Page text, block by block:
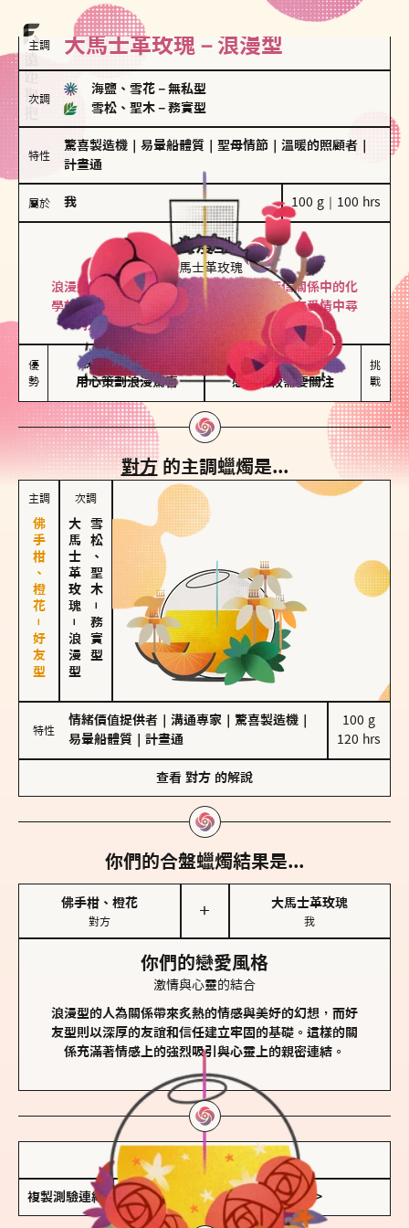
主調 大馬士革玫瑰－浪漫型
次調
海鹽、雪花 － 無私型
雪松、聖木 － 務實型
特性
驚喜製造機 易暈船體質 聖母情節 溫暖的照顧者
計畫通
屬於 我 100 g｜100 hrs
浪漫型
大馬士革玫瑰
浪漫型的人以激情與性吸引力為基礎，深信關係中的化
學效應，認為每次相遇都是命中註定。傾向在愛情中尋
找火花，經常表達對另一半的愛意和讚美。
優
勢
保持戀愛新鮮感
用心策劃浪漫驚喜
情緒起伏較大
感情中較需要關注
挑
戰
對方的主調蠟燭是...
主調
佛手柑、橙花－好友型
次調
大馬士革玫瑰
－
浪漫型
雪松、聖木
－
務實型
特性
情緒價值提供者 溝通專家 驚喜製造機
易暈船體質
計畫通
100 g
120 hrs
查看 對方 的解說
你們的合盤蠟燭結果是...
佛手柑、橙花
對方
＋
大馬士革玫瑰
我
你們的戀愛風格
激情與心靈的結合
浪漫型的人為關係帶來炙熱的情感與美好的幻想，而好
友型則以深厚的友誼和信任建立牢固的基礎。這樣的關
係充滿著情感上的強烈吸引與心靈上的親密連結。
儲存我的結果圖
複製測驗連結 查看香氛類型全解析 >>>